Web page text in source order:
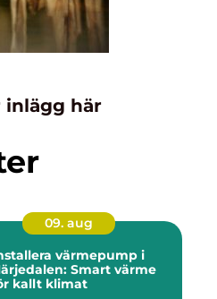
inlägg här
09. aug
värmepump i
Smart värme
kallt klimat